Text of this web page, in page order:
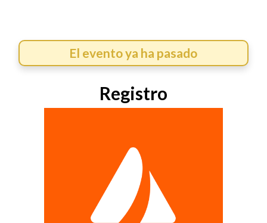
El evento ya ha pasado
Registro